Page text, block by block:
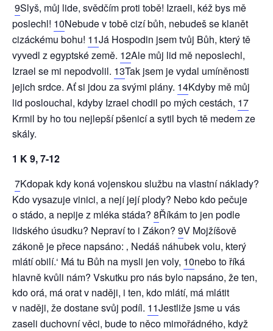
9Slyš, můj lide, svědčím proti tobě! Izraeli, kéž bys mě
poslechl! 10Nebude v tobě cizí bůh, nebudeš se klanět
cizáckému bohu! 11Já Hospodin jsem tvůj Bůh, který tě
vyvedl z egyptské země. 12Ale můj lid mě neposlechl,
Izrael se mi nepodvolil. 13Tak jsem je vydal umíněnosti
jejich srdce. Ať si jdou za svými plány. 14Kdyby mě můj
lid poslouchal, kdyby Izrael chodil po mých cestách, 17
Krmil by ho tou nejlepší pšenicí a sytil bych tě medem ze
skály.
1 K 9, 7-12
7Kdopak kdy koná vojenskou službu na vlastní náklady?
Kdo vysazuje vinici, a nejí její plody? Nebo kdo pečuje
o stádo, a nepije z mléka stáda? 8Říkám to jen podle
lidského úsudku? Nepraví to i Zákon? 9V Mojžíšově
zákoně je přece napsáno: ‚ Nedáš náhubek volu, který
mlátí obilí.‘ Má tu Bůh na mysli jen voly, 10nebo to říká
hlavně kvůli nám? Vskutku pro nás bylo napsáno, že ten,
kdo orá, má orat v naději, i ten, kdo mlátí, má mlátit
v naději, že dostane svůj podíl. 11Jestliže jsme u vás
zaseli duchovní věci, bude to něco mimořádného, když